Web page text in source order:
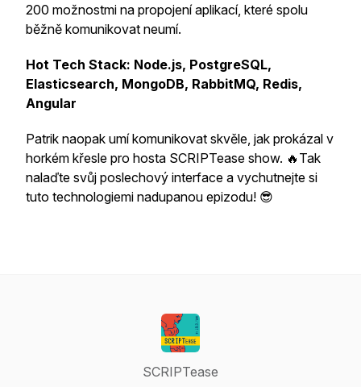
200 možnostmi na propojení aplikací, které spolu
běžně komunikovat neumí.
Hot Tech Stack: Node.js, PostgreSQL,
Elasticsearch, MongoDB, RabbitMQ, Redis,
Angular
Patrik naopak umí komunikovat skvěle, jak prokázal v
horkém křesle pro hosta SCRIPTease show. 🔥Tak
nalaďte svůj poslechový interface a vychutnejte si
tuto technologiemi nadupanou epizodu! 😎
SCRIPTease